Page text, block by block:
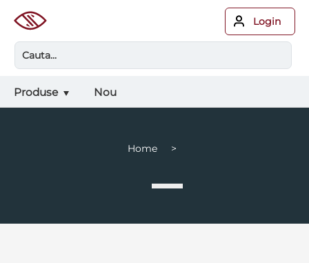
Login
Produse Nou
Home >